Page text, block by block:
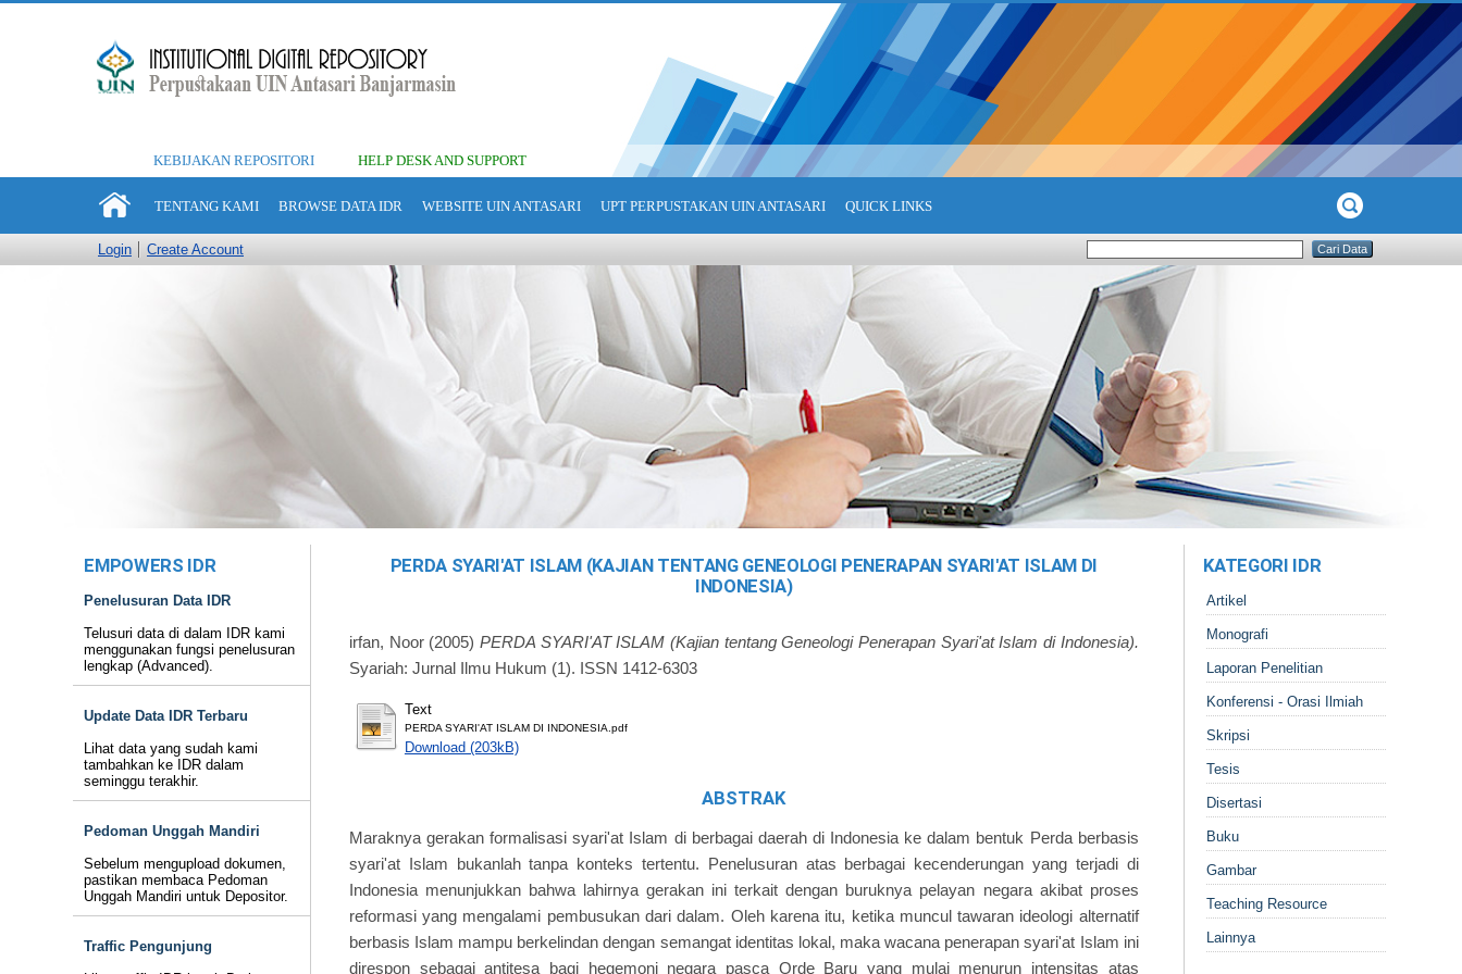
KEBIJAKAN REPOSITORI HELP DESK AND SUPPORT
TENTANG KAMI BROWSE DATA IDR WEBSITE UIN ANTASARI UPT PERPUSTAKAN UIN ANTASARI QUICK LINKS
Login Create Account
EMPOWERS IDR
Penelusuran Data IDR
Telusuri data di dalam IDR kami
menggunakan fungsi penelusuran
lengkap (Advanced).
Update Data IDR Terbaru
Lihat data yang sudah kami
tambahkan ke IDR dalam
seminggu terakhir.
Pedoman Unggah Mandiri
Sebelum mengupload dokumen,
pastikan membaca Pedoman
Unggah Mandiri untuk Depositor.
Traffic Pengunjung
PERDA SYARI'AT ISLAM (KAJIAN TENTANG GENEOLOGI PENERAPAN SYARI'AT ISLAM DI
INDONESIA)
irfan, Noor(2005) PERDA SYARI'AT ISLAM (Kajian tentang Geneologi Penerapan Syari'at Islam di Indonesia).
Syariah: Jurnal Ilmu Hukum (1). ISSN 1412-6303
Text
PERDA SYARI'AT ISLAM DI INDONESIA.pdf
Download (203kB)
ABSTRAK
Maraknya gerakan formalisasi syari'at Islam di berbagai daerah di Indonesia ke dalam bentuk Perda berbasis
syari'at Islam bukanlah tanpa konteks tertentu. Penelusuran atas berbagai kecenderungan yang terjadi di
Indonesia menunjukkan bahwa lahirnya gerakan ini terkait dengan buruknya pelayan negara akibat proses
reformasi yang mengalami pembusukan dari dalam. Oleh karena itu, ketika muncul tawaran ideologi alternatif
berbasis Islam mampu berkelindan dengan semangat identitas lokal, maka wacana penerapan syari'at Islam ini
direspon sebagai antitesa bagi hegemoni negara pasca Orde Baru yang mulai menurun intensitas atas
KATEGORI IDR
Artikel
Monografi
Laporan Penelitian
Konferensi - Orasi Ilmiah
Skripsi
Tesis
Disertasi
Buku
Gambar
Teaching Resource
Lainnya